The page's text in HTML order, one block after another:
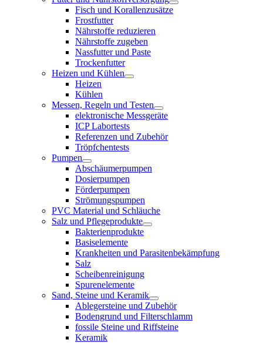
Fisch und Korallenzusätze
Frostfutter
Nährstoffe reduzieren
Nährstoffe zugeben
Nassfutter und Paste
Trockenfutter
Heizen und Kühlen
Heizen
Kühlen
Messen, Regeln und Testen
elektronische Messgeräte
ICP Labortests
Referenzen und Zubehör
Tröpfchentests
Pumpen
Abschäumerpumpen
Dosierpumpen
Förderpumpen
Strömungspumpen
PVC Material und Schläuche
Salz und Pflegeprodukte
Bakterienprodukte
Basiselemente
Krankheiten und Parasitenbekämpfung
Salz
Scheibenreinigung
Spurenelemente
Sand, Steine und Keramik
Ablegersteine und Zubehör
Bodengrund und Filterschlamm
fossile Steine und Riffsteine
Keramik